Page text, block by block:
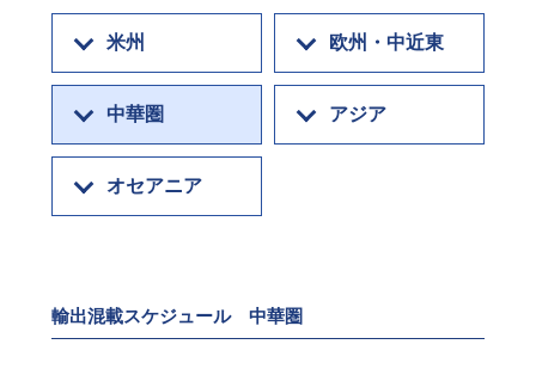
米州 欧州・中近東
中華圏 アジア
オセアニア
輸出混載スケジュール 中華圏